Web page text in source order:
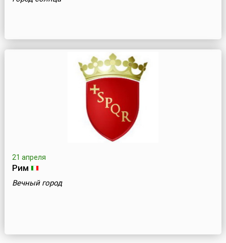
21 апреля
Рим
Вечный город